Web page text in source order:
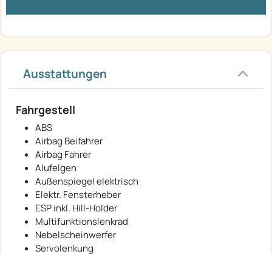
Ausstattungen
Fahrgestell
ABS
Airbag Beifahrer
Airbag Fahrer
Alufelgen
Außenspiegel elektrisch
Elektr. Fensterheber
ESP inkl. Hill-Holder
Multifunktionslenkrad
Nebelscheinwerfer
Servolenkung